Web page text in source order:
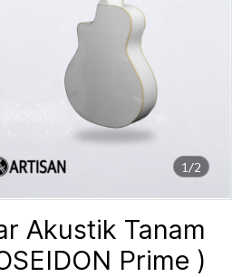
1/2
Akustik Tanam
Prime )